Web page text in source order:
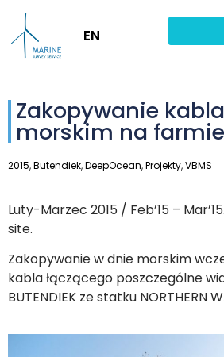
EN
Zakopywanie
morskim na farmie
2015,Butendiek,DeepOcean,Projekty,VBMS
Luty-Marzec 2015 / Feb’15 –
site.
Zakopywanie w dnie morskim
kabla łączącego poszczególne
BUTENDIEK ze statku NORTHERN